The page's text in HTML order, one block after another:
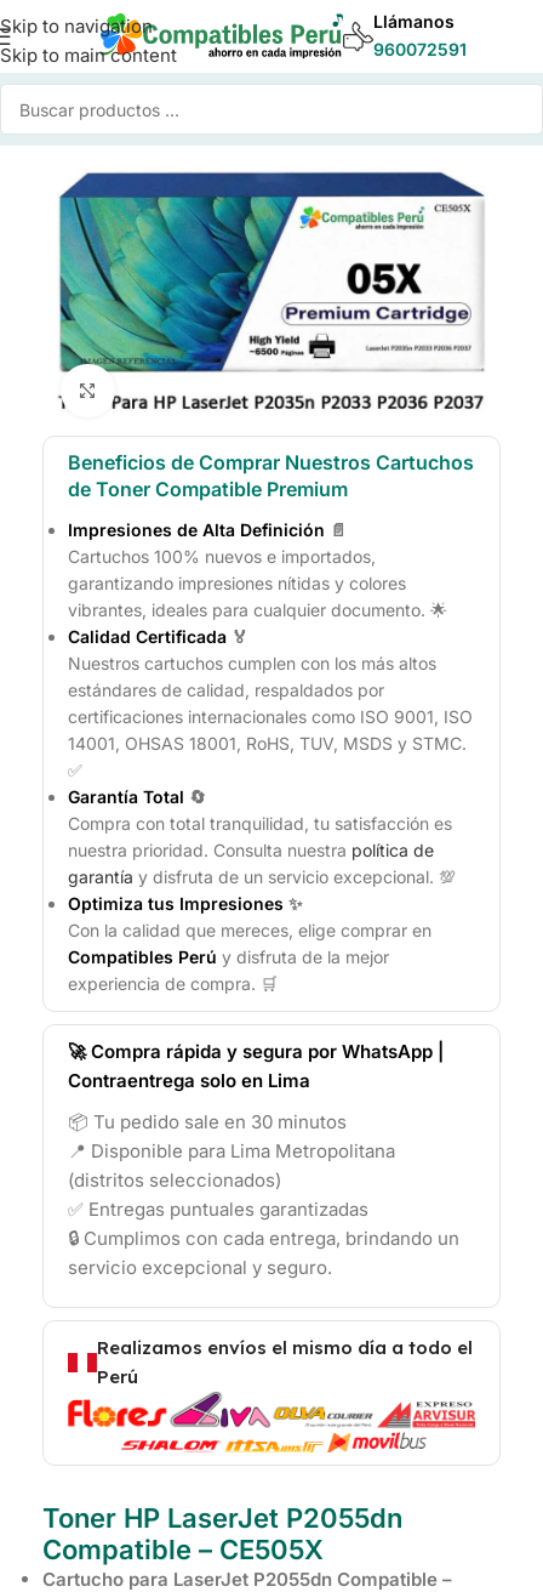
Skip to navigation
Skip to main content
Llámanos
960072591
Inicio/Toner para Impresoras/Toner Compatible HP
Beneficios de Comprar Nuestros Cartuchos
de Toner Compatible Premium
Impresiones de Alta Definición 📄
Cartuchos 100% nuevos e importados,
garantizando impresiones nítidas y colores
vibrantes, ideales para cualquier documento. 🌟
Calidad Certificada 🏅
Nuestros cartuchos cumplen con los más altos
estándares de calidad, respaldados por
certificaciones internacionales como ISO 9001, ISO
14001, OHSAS 18001, RoHS, TUV, MSDS y STMC.
✅
Garantía Total 🔄
Compra con total tranquilidad, tu satisfacción es
nuestra prioridad. Consulta nuestra política de
garantía y disfruta de un servicio excepcional. 💯
Optimiza tus Impresiones ✨
Con la calidad que mereces, elige comprar en
Compatibles Perú y disfruta de la mejor
experiencia de compra. 🛒
🚀 Compra rápida y segura por WhatsApp |
Contraentrega solo en Lima
📦 Tu pedido sale en 30 minutos
📍 Disponible para Lima Metropolitana
(distritos seleccionados)
✅ Entregas puntuales garantizadas
🔒 Cumplimos con cada entrega, brindando un
servicio excepcional y seguro.
Realizamos envíos el mismo día a todo el
Perú
Toner HP LaserJet P2055dn
Compatible – CE505X
Cartucho para LaserJet P2055dn Compatible –